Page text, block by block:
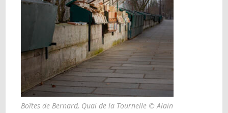
Boîtes de Bernard, Quai de la Tournelle © Alain